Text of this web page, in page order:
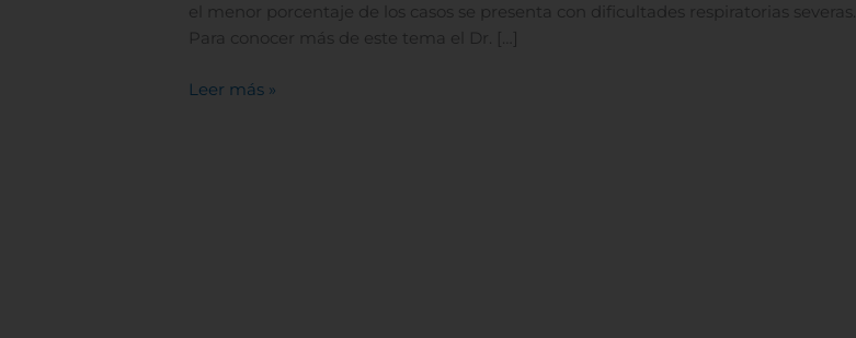
el menor porcentaje de los casos se presenta con dificultades respiratorias severas.
Para conocer más de este tema el Dr. […]
Leer más »